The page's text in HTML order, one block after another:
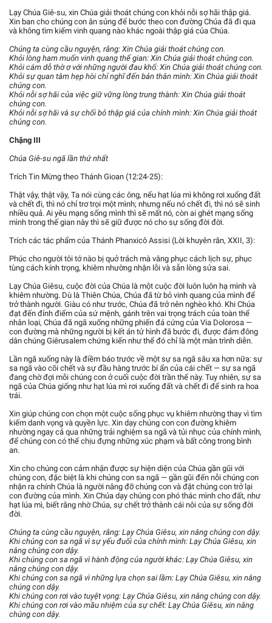
Lạy Chúa Giê-su, xin Chúa giải thoát chúng con khỏi nỗi sợ hãi thập giá.
Xin ban cho chúng con ân sủng để bước theo con đường Chúa đã đi qua
và không tìm kiếm vinh quang nào khác ngoài thập giá của Chúa.
Chúng ta cùng cầu nguyện, rằng: Xin Chúa giải thoát chúng con.
Khỏi lòng ham muốn vinh quang thế gian: Xin Chúa giải thoát chúng con.
Khỏi cám dỗ thờ ơ với những người đau khổ: Xin Chúa giải thoát chúng con.
Khỏi sự quan tâm hẹp hòi chỉ nghĩ đến bản thân mình: Xin Chúa giải thoát
chúng con.
Khỏi nỗi sợ hãi của việc giữ vững lòng trung thành: Xin Chúa giải thoát
chúng con.
Khỏi nỗi sợ hãi và sự chối bỏ thập giá của chính mình: Xin Chúa giải thoát
chúng con.
Chặng III
Chúa Giê-su ngã lần thứ nhất
Trích Tin Mừng theo Thánh Gioan (12:24-25):
Thật vậy, thật vậy, Ta nói cùng các ông, nếu hạt lúa mì không rơi xuống đất
và chết đi, thì nó chỉ trơ trọi một mình; nhưng nếu nó chết đi, thì nó sẽ sinh
nhiều quả. Ai yêu mạng sống mình thì sẽ mất nó, còn ai ghét mạng sống
mình trong thế gian này thì sẽ giữ được nó cho sự sống đời đời.
Trích các tác phẩm của Thánh Phanxicô Assisi (Lời khuyên răn, XXII, 3):
Phúc cho người tôi tớ nào bị quở trách mà vâng phục cách lịch sự, phục
tùng cách kính trọng, khiêm nhường nhận lỗi và sẵn lòng sửa sai.
Lạy Chúa Giêsu, cuộc đời của Chúa là một cuộc đời luôn luôn hạ mình và
khiêm nhường. Dù là Thiên Chúa, Chúa đã từ bỏ vinh quang của mình để
trở thành người. Giàu có như trước, Chúa đã trở nên nghèo khó. Khi Chúa
đạt đến đỉnh điểm của sứ mệnh, gánh trên vai trọng trách của toàn thể
nhân loại, Chúa đã ngã xuống những phiến đá cứng của Via Dolorosa —
con đường mà những người bị kết án tử hình đã bước đi, được đám đông
dân chúng Giêrusalem chứng kiến như thể đó chỉ là một màn trình diễn.
Lần ngã xuống này là điềm báo trước về một sự sa ngã sâu xa hơn nữa: sự
sa ngã vào cõi chết và sự đầu hàng trước bí ẩn của cái chết — sự sa ngã
đang chờ đợi mỗi chúng con ở cuối cuộc đời trần thế này. Tuy nhiên, sự sa
ngã của Chúa giống như hạt lúa mì rơi xuống đất và chết đi để sinh ra hoa
trái.
Xin giúp chúng con chọn một cuộc sống phục vụ khiêm nhường thay vì tìm
kiếm danh vọng và quyền lực. Xin dạy chúng con con đường khiêm
nhường ngay cả qua những trải nghiệm sa ngã và tủi nhục của chính mình,
để chúng con có thể chịu đựng những xúc phạm và bất công trong bình
an.
Xin cho chúng con cảm nhận được sự hiện diện của Chúa gần gũi với
chúng con, đặc biệt là khi chúng con sa ngã — gần gũi đến nỗi chúng con
nhận ra chính Chúa là người nâng đỡ chúng con và đặt chúng con trở lại
con đường của mình. Xin Chúa dạy chúng con phó thác mình cho đất, như
hạt lúa mì, biết rằng nhờ Chúa, sự chết trở thành cái nôi của sự sống đời
đời.
Chúng ta cùng cầu nguyện, rằng: Lạy Chúa Giêsu, xin nâng chúng con dậy.
Khi chúng con sa ngã vì sự yếu đuối của chính mình: Lạy Chúa Giêsu, xin
nâng chúng con dậy.
Khi chúng con sa ngã vì hành động của người khác: Lạy Chúa Giêsu, xin
nâng chúng con dậy.
Khi chúng con sa ngã vì những lựa chọn sai lầm: Lạy Chúa Giêsu, xin nâng
chúng con dậy.
Khi chúng con rơi vào tuyệt vọng: Lạy Chúa Giêsu, xin nâng chúng con dậy.
Khi chúng con rơi vào mầu nhiệm của sự chết: Lạy Chúa Giêsu, xin nâng
chúng con dậy.